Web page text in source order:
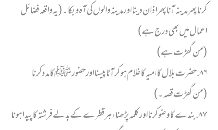
کرنا پھر مدینہ آنا پھر اذان دینا اور مدینہ والوں کی آہ و بکا ۔(یہ واقعہ فضائل
اعمال میں بھی درج ہے)
(من گھڑت ہے)
٨٦. حضرت بلال کا امیہ کا غلام ہو کر آٹا پیسنا اور حضور ﷺ کا مدد کرنا
(من گھڑت قصہ۔)
٨٧. بندے کا وضو کرنا اور کلمہ پڑھنا ، ہر قطرے کے بدلے فرشتہ کا پیدا ہونا